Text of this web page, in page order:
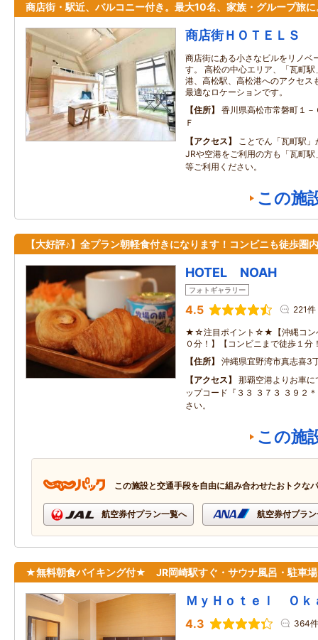
商店街・駅近、バルコニー付き。最大10名、家族・グループ旅に
商店街ＨＯＴＥＬＳ
商店街にある小さなビルをリノベ
す。 高松の中心エリア、「瓦町
港、高松駅、高松港へのアクセス
最適なロケーションです。
住所
香川県高松市常磐町１
Ｆ
アクセス
ことでん「瓦町駅
JRや空港をご利用の方も「瓦町
等ご利用ください。
この施
【大好評♪】全プラン朝軽食付きになります！コンビニも徒歩圏
HOTEL NOAH
フォトギャラリー
4.5 221件
★☆注目ポイント☆★【沖縄コン
０分！】【コンビニまで徒歩１分
住所
沖縄県宜野湾市真志喜3
アクセス
那覇空港よりお車
ップコード『３３ ３７３ ３９２
さい。
この施
この施設と交通手段を自由に組み合わせたおトクな
航空券付プラン一覧へ 航空券付プラ
★無料朝食バイキング付★ JR岡崎駅すぐ・サウナ風呂・駐車
ＭｙＨｏｔｅｌ Ｏｋ
4.3 364件